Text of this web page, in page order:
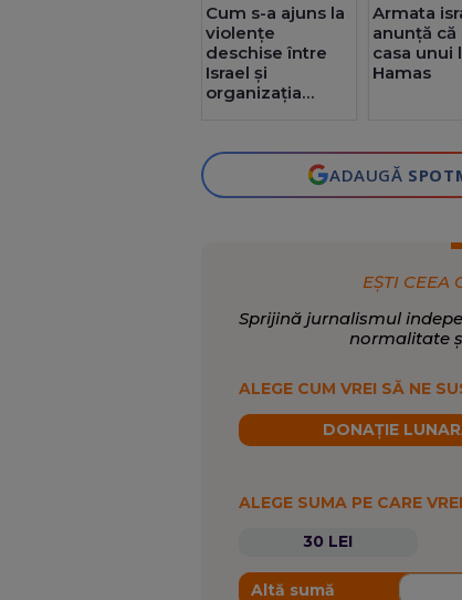
Cum s-a ajuns la
violențe
deschise între
Israel și
organizația
politic Interviu
Armata
anunță că
casa unui
Hamas
ADAUGĂ
EȘTI CEEA
Sprijină jurnalismul
normalitate
ALEGE CUM VREI SĂ NE
DONAȚIE
ALEGE SUMA PE CARE
30 LEI
Altă sumă